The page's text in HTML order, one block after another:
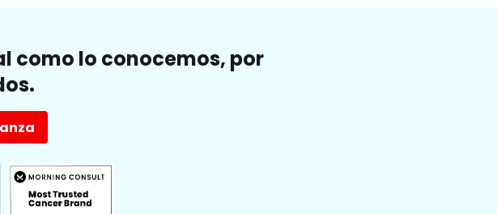
como lo conocemos, por